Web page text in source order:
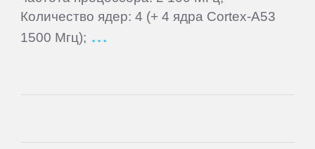
Количество ядер: 4 (+ 4 ядра Cortex-A53
1500 Мгц);
Ainol